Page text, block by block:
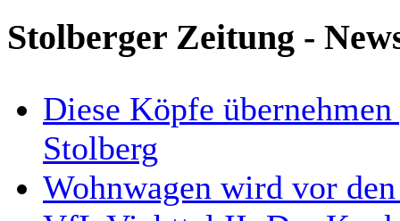
Stolberger Zeitung -
Diese Köpfe
Stolberg
Wohnwagen wird vor